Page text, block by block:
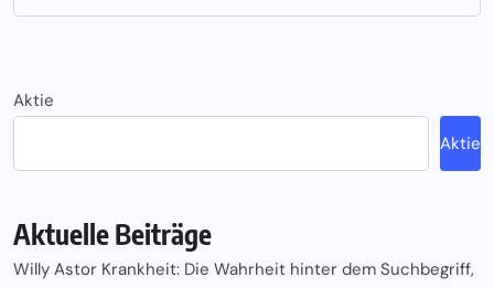
Aktie
Aktie
Aktuelle Beiträge
Willy Astor Krankheit: Die Wahrheit hinter dem Suchbegriff,